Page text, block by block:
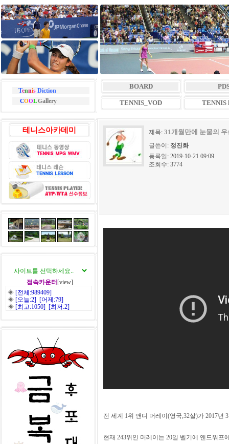
TennisDiction
COOLGallery
BOARD
TENNIS_VOD TENNIS
테니스아카데미
접속카운터 [view]
◈ [전체:989409]
◈ [오늘:2] [어제:79]
◈ [최고:1050] [최저:2]
제목: 31개월만에 눈물의
글쓴이: 정진화
등록일: 2019-10-21 09:09
조회수: 3774
전 세계 1위 앤디 머레이(영국,32살)가 2017년
현재 243위인 머레이는 20일 벨기에 앤드워